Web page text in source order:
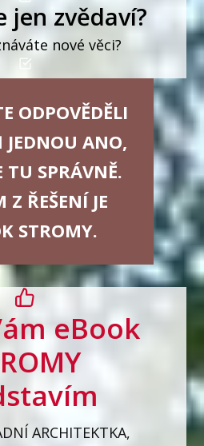
jen zvědaví?
nové věci?
ODPOVĚDĚLI
JEDNOU ANO,
TU SPRÁVNĚ.
Z ŘEŠENÍ JE
STROMY.
eBook
ARCHITEKTKA,